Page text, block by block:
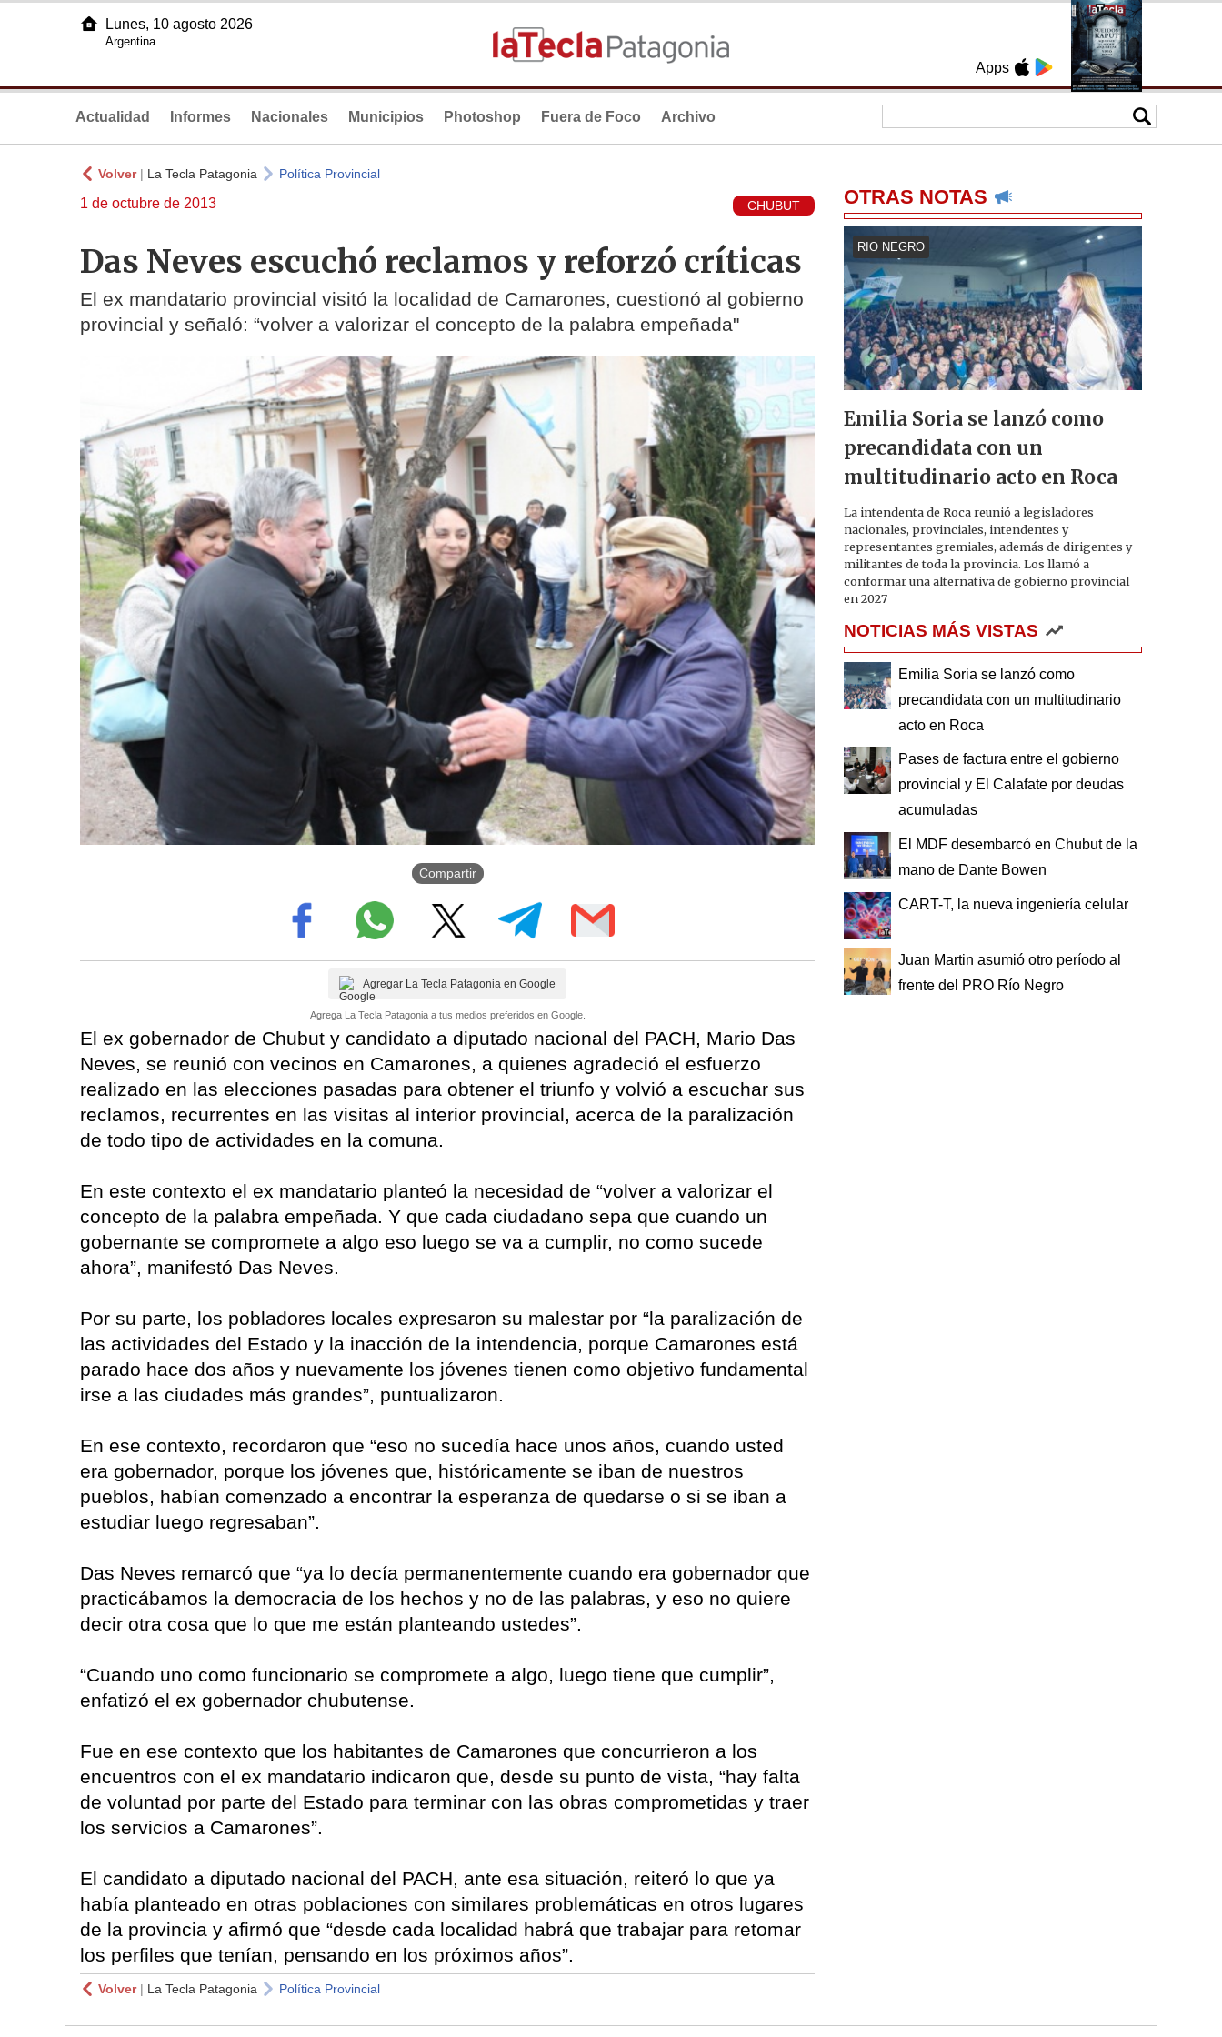
Apps
Lunes, 10 agosto 2026
Argentina
Actualidad Informes Nacionales Municipios Photoshop Fuera de Foco Archivo
Volver| La Tecla Patagonia Política Provincial
1 de octubre de 2013 CHUBUT
Das Neves escuchó reclamos y reforzó críticas
El ex mandatario provincial visitó la localidad de Camarones, cuestionó al gobierno
provincial y señaló: “volver a valorizar el concepto de la palabra empeñada"
Compartir
Agregar La Tecla Patagonia en Google
Agrega La Tecla Patagonia a tus medios preferidos en Google.
El ex gobernador de Chubut y candidato a diputado nacional del PACH, Mario Das
Neves, se reunió con vecinos en Camarones, a quienes agradeció el esfuerzo
realizado en las elecciones pasadas para obtener el triunfo y volvió a escuchar sus
reclamos, recurrentes en las visitas al interior provincial, acerca de la paralización
de todo tipo de actividades en la comuna.
En este contexto el ex mandatario planteó la necesidad de “volver a valorizar el
concepto de la palabra empeñada. Y que cada ciudadano sepa que cuando un
gobernante se compromete a algo eso luego se va a cumplir, no como sucede
ahora”, manifestó Das Neves.
Por su parte, los pobladores locales expresaron su malestar por “la paralización de
las actividades del Estado y la inacción de la intendencia, porque Camarones está
parado hace dos años y nuevamente los jóvenes tienen como objetivo fundamental
irse a las ciudades más grandes”, puntualizaron.
En ese contexto, recordaron que “eso no sucedía hace unos años, cuando usted
era gobernador, porque los jóvenes que, históricamente se iban de nuestros
pueblos, habían comenzado a encontrar la esperanza de quedarse o si se iban a
estudiar luego regresaban”.
Das Neves remarcó que “ya lo decía permanentemente cuando era gobernador que
practicábamos la democracia de los hechos y no de las palabras, y eso no quiere
decir otra cosa que lo que me están planteando ustedes”.
“Cuando uno como funcionario se compromete a algo, luego tiene que cumplir”,
enfatizó el ex gobernador chubutense.
Fue en ese contexto que los habitantes de Camarones que concurrieron a los
encuentros con el ex mandatario indicaron que, desde su punto de vista, “hay falta
de voluntad por parte del Estado para terminar con las obras comprometidas y traer
los servicios a Camarones”.
El candidato a diputado nacional del PACH, ante esa situación, reiteró lo que ya
había planteado en otras poblaciones con similares problemáticas en otros lugares
de la provincia y afirmó que “desde cada localidad habrá que trabajar para retomar
los perfiles que tenían, pensando en los próximos años”.
Volver| La Tecla Patagonia Política Provincial
OTRAS NOTAS
RIO NEGRO
Emilia Soria se lanzó como
precandidata con un
multitudinario acto en Roca
La intendenta de Roca reunió a legisladores
nacionales, provinciales, intendentes y
representantes gremiales, además de dirigentes y
militantes de toda la provincia. Los llamó a
conformar una alternativa de gobierno provincial
en 2027
NOTICIAS MÁS VISTAS
Emilia Soria se lanzó como
precandidata con un multitudinario
acto en Roca
Pases de factura entre el gobierno
provincial y El Calafate por deudas
acumuladas
El MDF desembarcó en Chubut de la
mano de Dante Bowen
CART-T, la nueva ingeniería celular
Juan Martin asumió otro período al
frente del PRO Río Negro